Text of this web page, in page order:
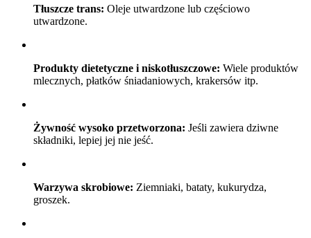
Tłuszcze trans: Oleje utwardzone lub częściowo
utwardzone.
Produkty dietetyczne i niskotłuszczowe: Wiele produktów
mlecznych, płatków śniadaniowych, krakersów itp.
Żywność wysoko przetworzona: Jeśli zawiera dziwne
składniki, lepiej jej nie jeść.
Warzywa skrobiowe: Ziemniaki, bataty, kukurydza,
groszek.